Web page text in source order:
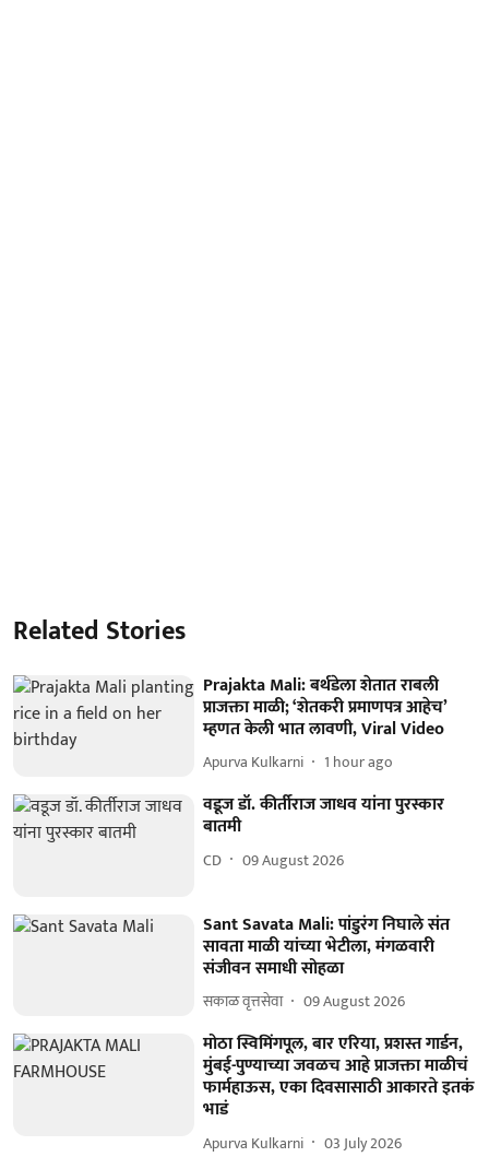
Related Stories
Prajakta Mali: बर्थडेला शेतात राबली
प्राजक्ता माळी; ‘शेतकरी प्रमाणपत्र आहेच’
म्हणत केली भात लावणी, Viral Video
Apurva Kulkarni 1 hour ago
वडूज डॉ. कीर्तीराज जाधव यांना पुरस्कार
बातमी
CD 09 August 2026
Sant Savata Mali: पांडुरंग निघाले संत
सावता माळी यांच्या भेटीला, मंगळवारी
संजीवन समाधी सोहळा
सकाळ वृत्तसेवा 09 August 2026
मोठा स्विमिंगपूल, बार एरिया, प्रशस्त गार्डन,
मुंबई-पुण्याच्या जवळच आहे प्राजक्ता माळीचं
फार्महाऊस, एका दिवसासाठी आकारते इतकं
भाडं
Apurva Kulkarni 03 July 2026